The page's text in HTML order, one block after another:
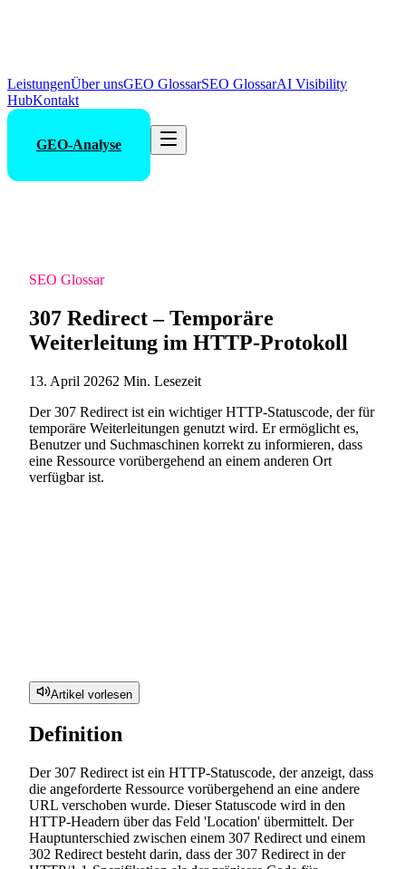
LeistungenÜber unsGEO GlossarSEO GlossarAI Visibility
HubKontakt
GEO-Analyse
SEO Glossar
307 Redirect – Temporäre
Weiterleitung im HTTP-Protokoll
13. April 20262 Min. Lesezeit
Der 307 Redirect ist ein wichtiger HTTP-Statuscode, der für
temporäre Weiterleitungen genutzt wird. Er ermöglicht es,
Benutzer und Suchmaschinen korrekt zu informieren, dass
eine Ressource vorübergehend an einem anderen Ort
verfügbar ist.
Artikel vorlesen
Definition
Der 307 Redirect ist ein HTTP-Statuscode, der anzeigt, dass
die angeforderte Ressource vorübergehend an eine andere
URL verschoben wurde. Dieser Statuscode wird in den
HTTP-Headern über das Feld 'Location' übermittelt. Der
Hauptunterschied zwischen einem 307 Redirect und einem
302 Redirect besteht darin, dass der 307 Redirect in der